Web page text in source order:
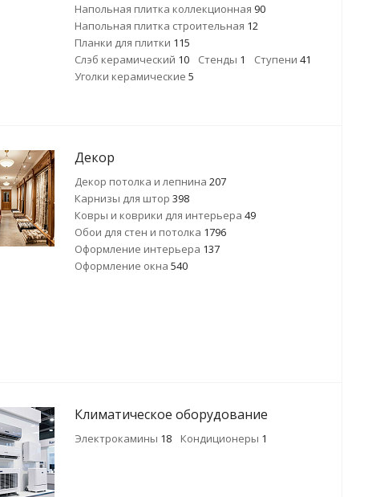
Напольная плитка коллекционная 90
Напольная плитка строительная 12
Планки для плитки 115
Слэб керамический 10 Стенды 1 Ступени 41
Уголки керамические 5
Декор
Декор потолка и лепнина 207
Карнизы для штор 398
Ковры и коврики для интерьера 49
Обои для стен и потолка 1796
Оформление интерьера 137
Оформление окна 540
Климатическое оборудование
Электрокамины 18 Кондиционеры 1